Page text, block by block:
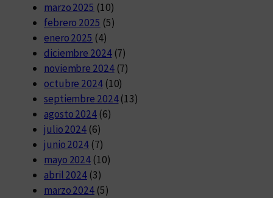
marzo 2025 (10)
febrero 2025 (5)
enero 2025 (4)
diciembre 2024(7)
noviembre 2024(7)
octubre 2024(10)
septiembre 2024(13)
agosto 2024(6)
julio 2024 (6)
junio 2024 (7)
mayo 2024 (10)
abril 2024 (3)
marzo 2024 (5)